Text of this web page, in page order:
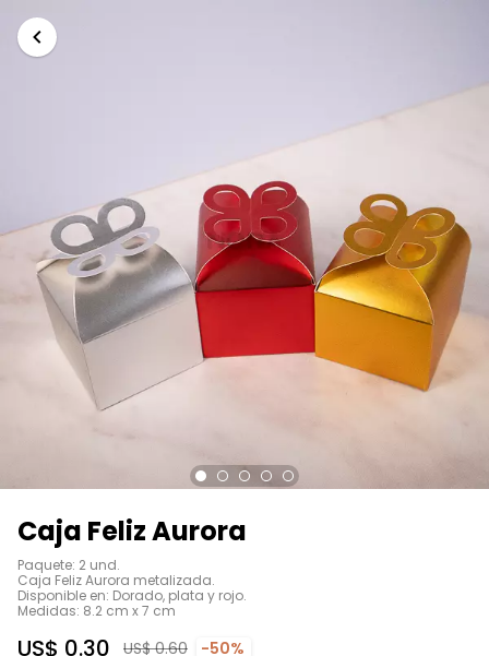
Caja Feliz Aurora
Paquete: 2 und.
Caja Feliz Aurora metalizada.
Disponible en: Dorado, plata y rojo.
Medidas: 8.2 cm x 7 cm
US$ 0.30 US$ 0.60 -50%